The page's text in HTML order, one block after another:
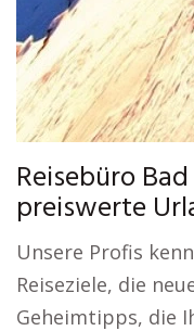
Reisebüro
preiswerte
Unsere Profis
Reiseziele, die
Geheimtipps, die